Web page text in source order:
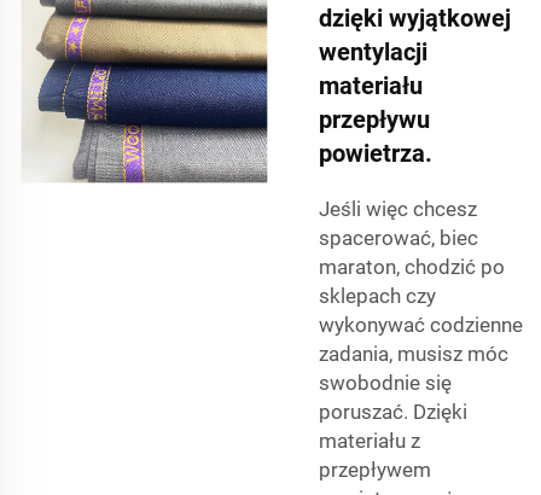
dzięki wyjątkowej
wentylacji
materiału
przepływu
powietrza.
Jeśli więc chcesz
spacerować, biec
maraton, chodzić po
sklepach czy
wykonywać codzienne
zadania, musisz móc
swobodnie się
poruszać. Dzięki
materiału z
przepływem